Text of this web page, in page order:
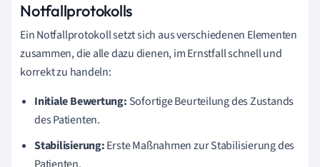
Notfallprotokolls
Ein Notfallprotokoll setzt sich aus verschiedenen Elementen
zusammen, die alle dazu dienen, im Ernstfall schnell und
korrekt zu handeln:
Initiale Bewertung: Sofortige Beurteilung des Zustands
des Patienten.
Stabilisierung:Erste Maßnahmen zur Stabilisierung des